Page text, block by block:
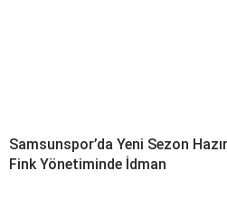
Samsunspor’da Yeni Sezon
Fink Yönetiminde İdman